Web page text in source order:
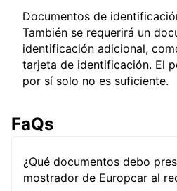
Documentos de
También se requerirá un
identificación adicional,
tarjeta de identificación. El
por sí solo no es suficiente.
FaQs
¿Qué documentos debo
mostrador de Europcar al